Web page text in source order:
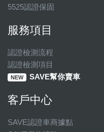
5525認證保固
服務項目
認證檢測流程
認證檢測項目
NEW SAVE幫你賣車
客戶中心
SAVE認證車商據點